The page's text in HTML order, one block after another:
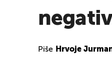
Piše Hrvoje